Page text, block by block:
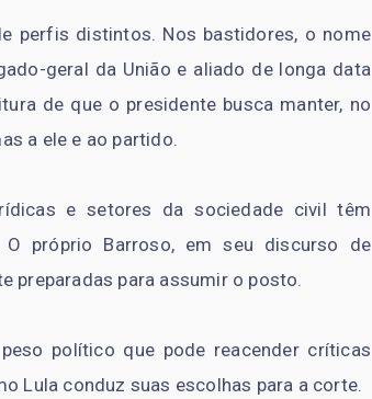
perfis distintos. Nos bastidores, o nome
geral da União e aliado de longa data
de que o presidente busca manter, no
a ele e ao partido.
e setores da sociedade civil têm
próprio Barroso, em seu discurso de
preparadas para assumir o posto.
político que pode reacender críticas
Lula conduz suas escolhas para a corte.